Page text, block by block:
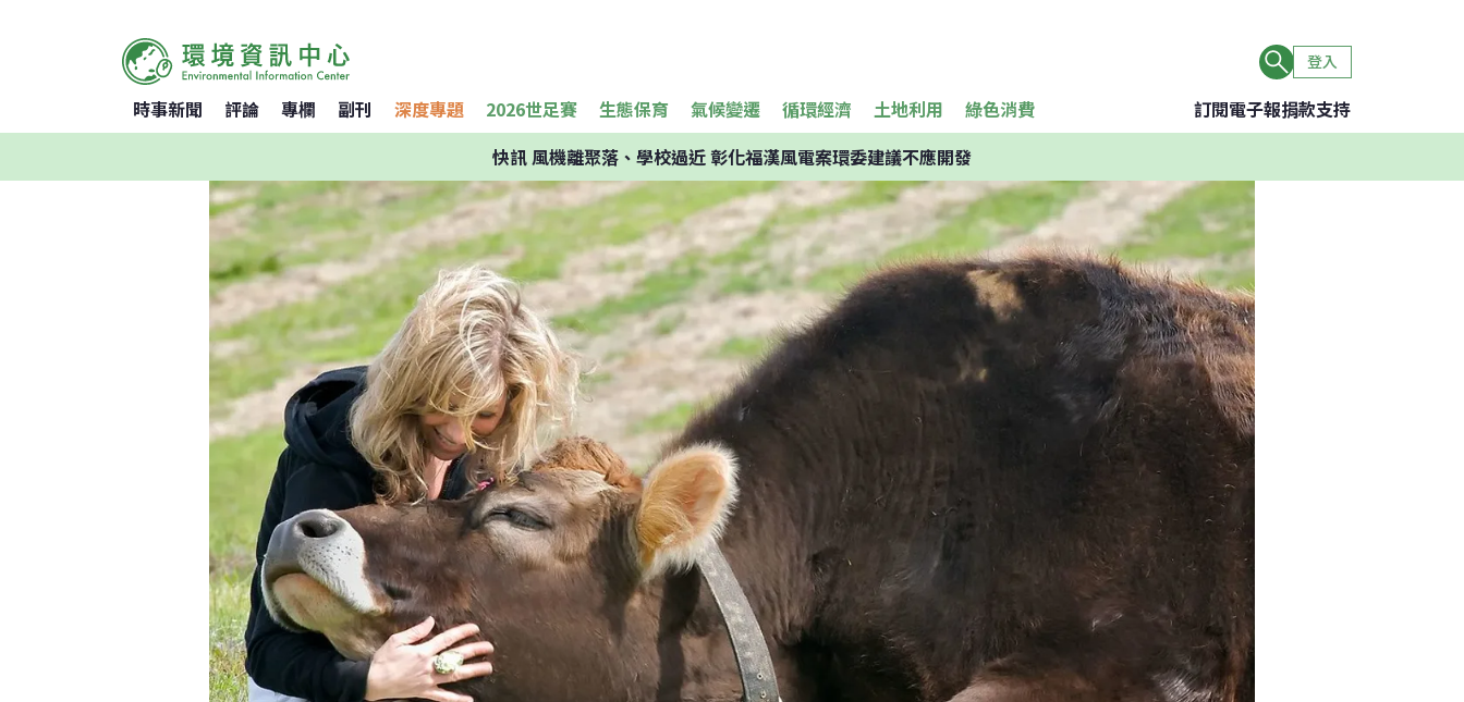
登入
時事新聞 評論 專欄 副刊 深度專題 2026世足賽 生態保育 氣候變遷 循環經濟 土地利用 綠色消費 訂閱電子報捐款支持
快訊風機離聚落、學校過近 彰化福漢風電案環委建議不應開發